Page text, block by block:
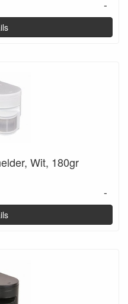
-
Wit, 180gr
-